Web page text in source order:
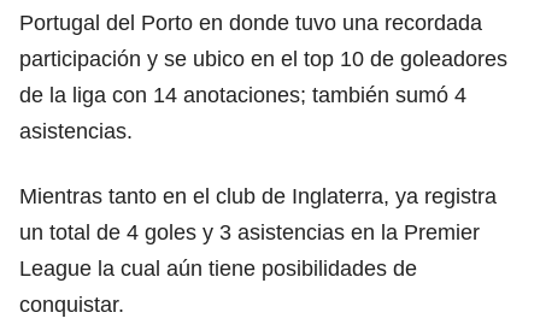
Portugal del Porto en donde tuvo una recordada
participación y se ubico en el top 10 de goleadores
de la liga con 14 anotaciones; también sumó 4
asistencias.
Mientras tanto en el club de Inglaterra, ya registra
un total de 4 goles y 3 asistencias en la Premier
League la cual aún tiene posibilidades de
conquistar.